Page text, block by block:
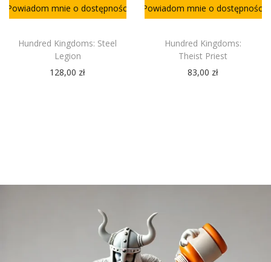
Powiadom mnie o dostępności
Hundred Kingdoms: Steel
Legion
128,00 zł
Powiadom mnie o dostępności
Hundred Kingdoms:
Theist Priest
83,00 zł